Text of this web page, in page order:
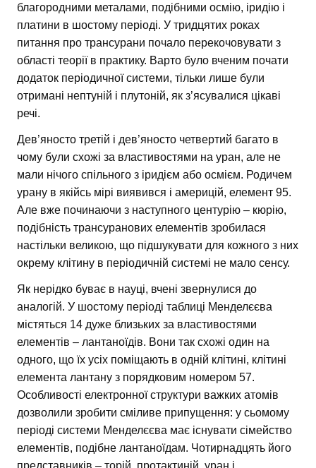
благородними металами, подібними осмію, іридію і
платини в шостому періоді. У тридцятих роках
питання про трансурани почало перекочовувати з
області теорії в практику. Варто було вченим почати
додаток періодичної системи, тільки лише були
отримані нептуній і плутоній, як з’ясувалися цікаві
речі.
Дев’яносто третій і дев’яносто четвертий багато в
чому були схожі за властивостями на уран, але не
мали нічого спільного з іридієм або осмієм. Родичем
урану в якійсь мірі виявився і америцій, елемент 95.
Але вже починаючи з наступного центурію – кюрію,
подібність трансуранових елементів зробилася
настільки великою, що підшукувати для кожного з них
окрему клітину в періодичній системі не мало сенсу.
Як нерідко буває в науці, вчені звернулися до
аналогій. У шостому періоді таблиці Менделєєва
містяться 14 дуже близьких за властивостями
елементів – лантаноїдів. Вони так схожі один на
одного, що їх усіх поміщають в одній клітині, клітині
елемента лантану з порядковим номером 57.
Особливості електронної структури важких атомів
дозволили зробити сміливе припущення: у сьомому
періоді системи Менделєєва має існувати сімейство
елементів, подібне лантаноїдам. Чотирнадцять його
представників – торій, протактиній, уран і